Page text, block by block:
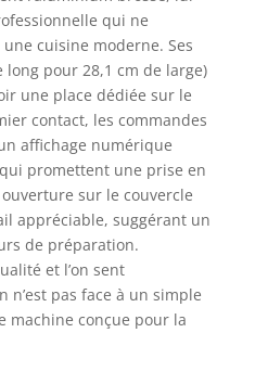
ajoutez d'autres
idées délicieuses à
votre glace
préférée par
l'ouverture.
Commutateur
rotatif : vous
contrôlez le temps
de préparation de
manière très
flexible grâce à un
commutateur
rotatif facile à
utiliser et pouvez
qui ne
cuisine moderne. Ses
long pour 28,1 cm de large)
une place dédiée sur le
contact, les commandes
affichage numérique
promettent une prise en
sur le couvercle
appréciable, suggérant un
de préparation.
et l’on sent
n’est pas face à un simple
machine conçue pour la